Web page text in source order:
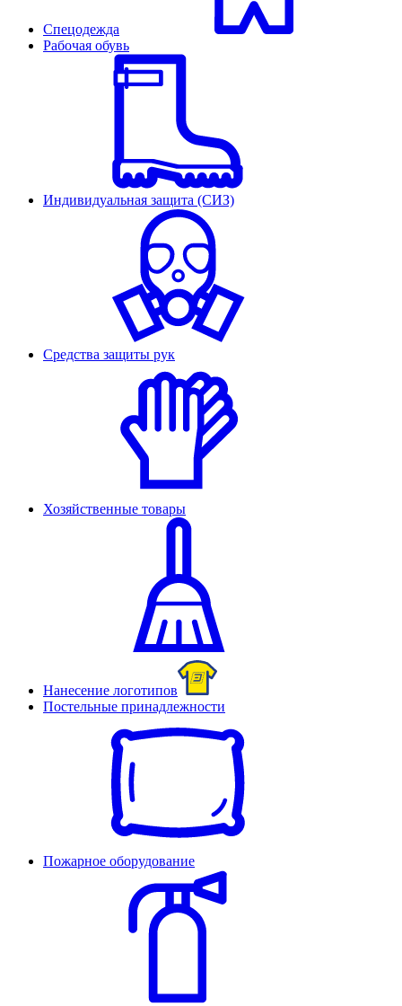
Спецодежда
Рабочая обувь
Индивидуальная защита (СИЗ)
Средства защиты рук
Хозяйственные товары
Нанесение логотипов
Постельные принадлежности
Пожарное оборудование